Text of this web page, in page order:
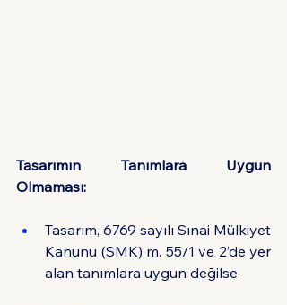
Tasarımın Tanımlara Uygun
Olmaması:
Tasarım, 6769 sayılı Sınai Mülkiyet
Kanunu (SMK) m. 55/1 ve 2’de yer
alan tanımlara uygun değilse.